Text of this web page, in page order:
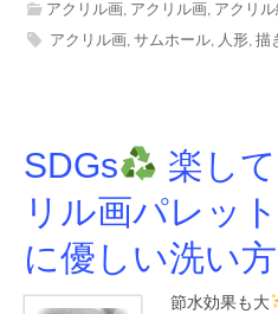
アクリル画, アクリル画, アクリ
アクリル画, サムホール, 人形, 描
SDGs 楽し
リル画パレッ
に優しい洗い方
節水効果も大